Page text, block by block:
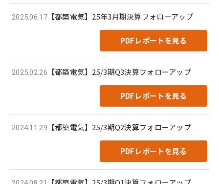
2025.06.17【都築電気】25年3月期決算フォローアップ
PDFレポートを見る
2025.02.26 【都築電気】25/3期Q3決算フォローアップ
PDFレポートを見る
2024.11.29 【都築電気】25/3期Q2決算フォローアップ
PDFレポートを見る